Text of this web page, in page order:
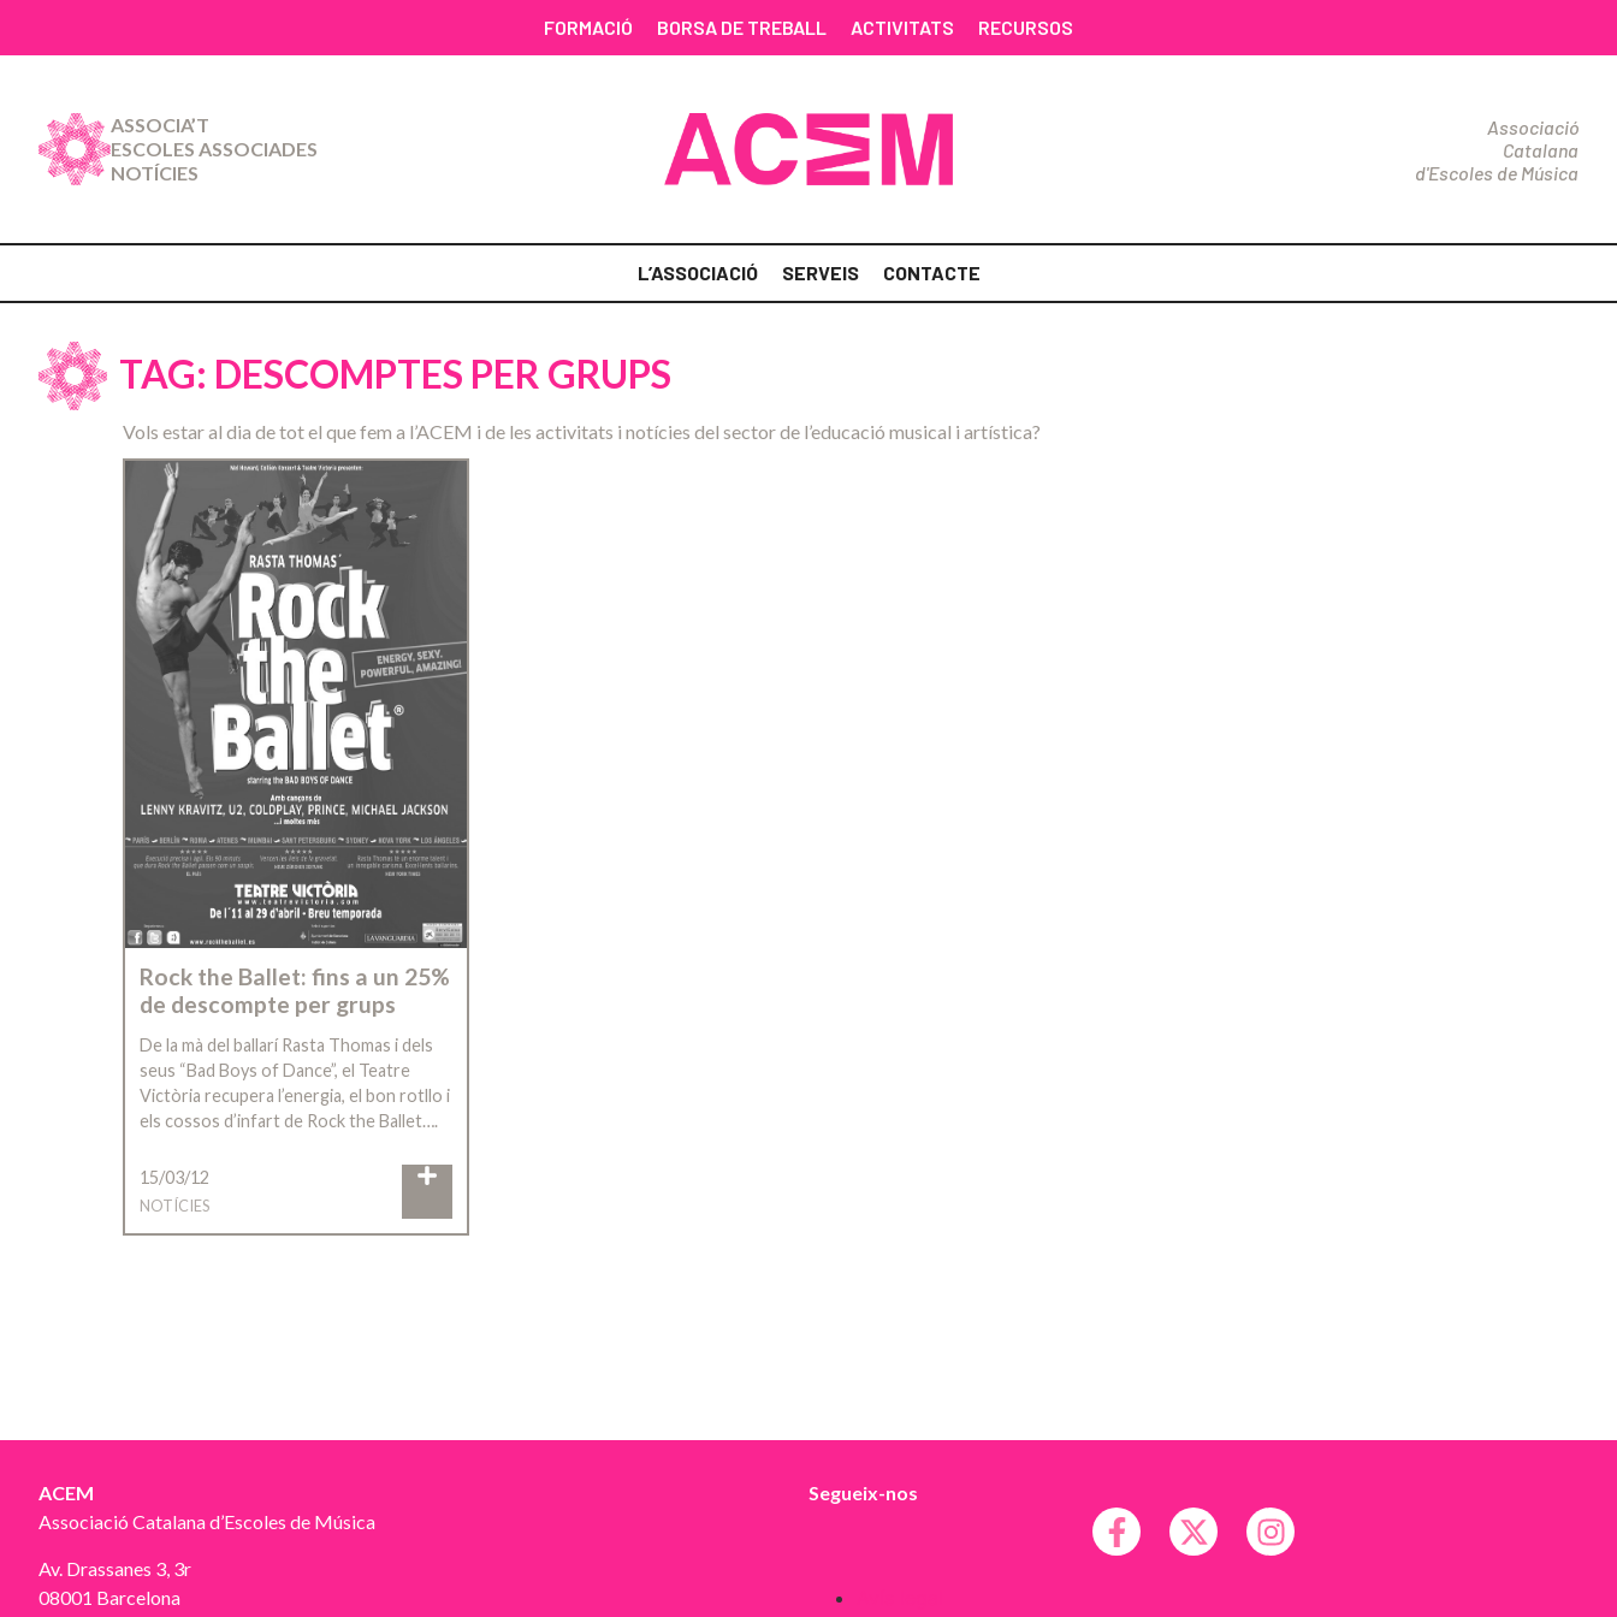
FORMACIÓ BORSA DE TREBALL ACTIVITATS RECURSOS
ASSOCIA’T
ESCOLES ASSOCIADES
NOTÍCIES
Associació
Catalana
d'Escoles de Música
L’ASSOCIACIÓ SERVEIS CONTACTE
TAG: DESCOMPTES PER GRUPS
Vols estar al dia de tot el que fem a l’ACEM i de les activitats i notícies del sector de l’educació musical i artística?
Rock the Ballet: fins a un 25%
de descompte per grups
De la mà del ballarí Rasta Thomas i dels
seus “Bad Boys of Dance”, el Teatre
Victòria recupera l’energia, el bon rotllo i
els cossos d’infart de Rock the Ballet….
15/03/12
NOTÍCIES
ACEM
Associació Catalana d’Escoles de Música
Av. Drassanes 3, 3r
08001 Barcelona
Segueix-nos